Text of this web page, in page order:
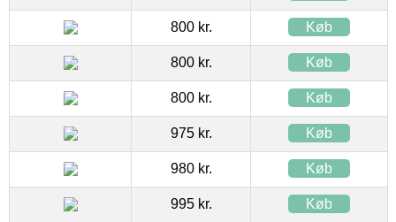
800 kr. Køb
800 kr. Køb
800 kr. Køb
975 kr. Køb
980 kr. Køb
995 kr. Køb